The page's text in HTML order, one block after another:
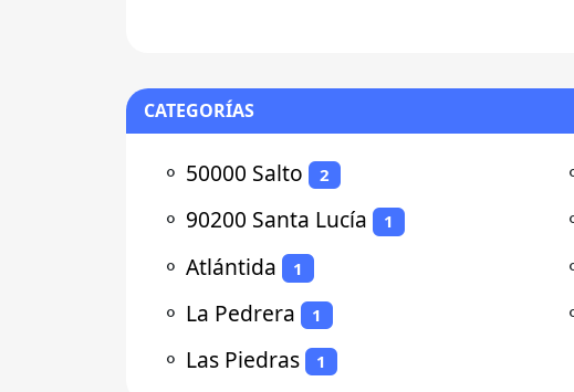
CATEGORÍAS
⚬ 50000 Salto 2
⚬ 90200 Santa Lucía 1
⚬ Atlántida 1
⚬ La Pedrera 1
⚬ Las Piedras 1